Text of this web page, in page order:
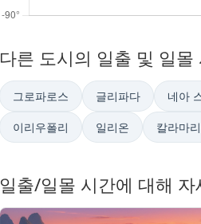
다른 도시의 일출 및 일
그로파로스 글리파다 네아
이리우폴리 일리온 칼라마
일출/일몰 시간에 대해 자